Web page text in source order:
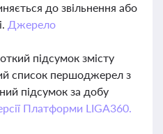
до звільнення або
Джерело
підсумок змісту
список першоджерел з
підсумок за добу
Платформи LIGA360.